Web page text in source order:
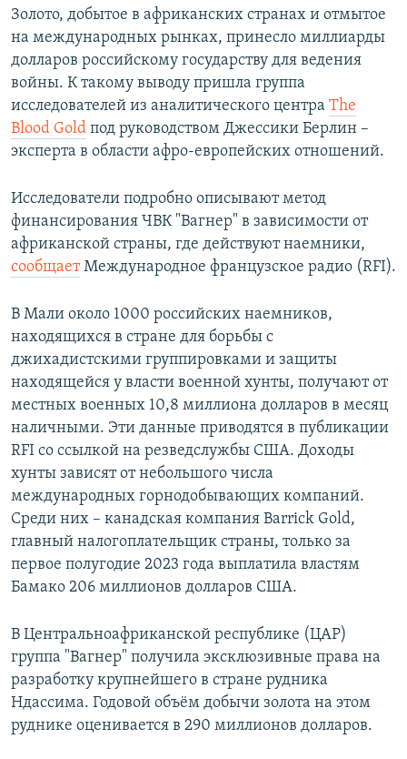
Золото, добытое в африканских странах и отмытое
на международных рынках, принесло миллиарды
долларов российскому государству для ведения
войны. К такому выводу пришла группа
исследователей из аналитического центра The
Blood Gold под руководством Джессики Берлин –
эксперта в области афро-европейских отношений.
Исследователи подробно описывают метод
финансирования ЧВК "Вагнер" в зависимости от
африканской страны, где действуют наемники,
сообщаетМеждународное французское радио (RFI).
В Мали около 1000 российских наемников,
находящихся в стране для борьбы с
джихадистскими группировками и защиты
находящейся у власти военной хунты, получают от
местных военных 10,8 миллиона долларов в месяц
наличными. Эти данные приводятся в публикации
RFI со ссылкой на резведслужбы США. Доходы
хунты зависят от небольшого числа
международных горнодобывающих компаний.
Среди них – канадская компания Barrick Gold,
главный налогоплательщик страны, только за
первое полугодие 2023 года выплатила властям
Бамако 206 миллионов долларов США.
В Центральноафриканской республике (ЦАР)
группа "Вагнер" получила эксклюзивные права на
разработку крупнейшего в стране рудника
Ндассима. Годовой объём добычи золота на этом
руднике оценивается в 290 миллионов долларов.